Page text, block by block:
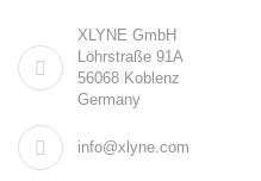
XLYNE GmbH
Löhrstraße 91A
56068 Koblenz
Germany
info@xlyne.com